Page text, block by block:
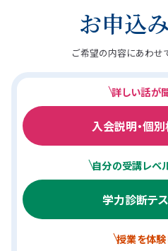
お申込
ご希望の内容にあわせ
詳しい話が
入会説明・個
自分の受講レベ
学力診断テ
授業を体験